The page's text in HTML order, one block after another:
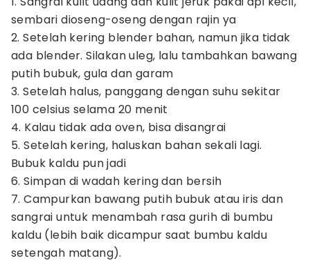
sembari dioseng-oseng dengan rajin ya
2. Setelah kering blender bahan, namun jika tidak
ada blender. Silakan uleg, lalu tambahkan bawang
putih bubuk, gula dan garam
3. Setelah halus, panggang dengan suhu sekitar
100 celsius selama 20 menit
4. Kalau tidak ada oven, bisa disangrai
5. Setelah kering, haluskan bahan sekali lagi.
Bubuk kaldu pun jadi
6. Simpan di wadah kering dan bersih
7. Campurkan bawang putih bubuk atau iris dan
sangrai untuk menambah rasa gurih di bumbu
kaldu (lebih baik dicampur saat bumbu kaldu
setengah matang).